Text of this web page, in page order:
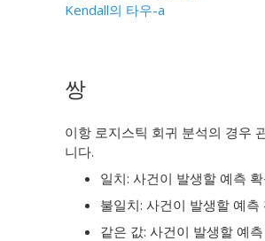
Kendall의 타우-a
쌍
이항 로지스틱 회귀 분석의 경우
니다.
일치: 사건이 발생할 예측
불일치: 사건이 발생할 예
같은 값: 사건이 발생할 예